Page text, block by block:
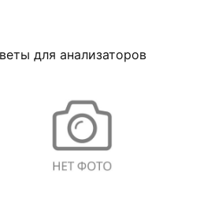
для анализаторов